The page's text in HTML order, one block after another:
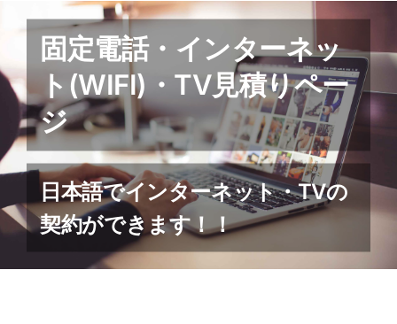
固定電話・インターネッ
ト(WIFI)・TV見積りペー
ジ
日本語でインターネット・TVの
契約ができます！！